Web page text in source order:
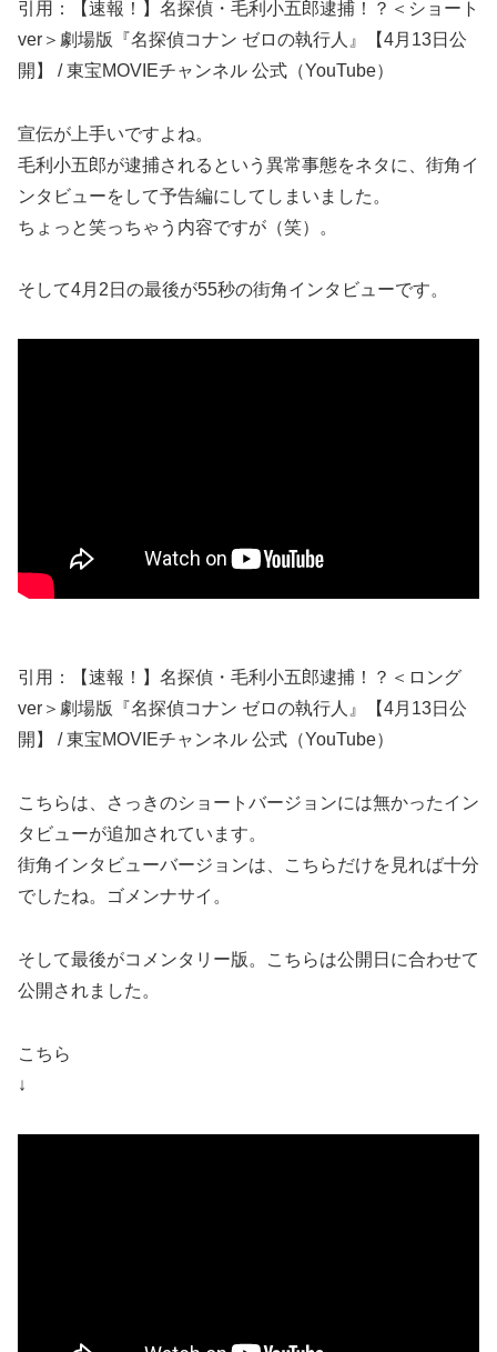
引用：【速報！】名探偵・毛利小五郎逮捕！？＜ショート
ver＞劇場版『名探偵コナン ゼロの執行人』【4月13日公
開】 / 東宝MOVIEチャンネル 公式（YouTube）
宣伝が上手いですよね。
毛利小五郎が逮捕されるという異常事態をネタに、街角イ
ンタビューをして予告編にしてしまいました。
ちょっと笑っちゃう内容ですが（笑）。
そして4月2日の最後が55秒の街角インタビューです。
引用：【速報！】名探偵・毛利小五郎逮捕！？＜ロング
ver＞劇場版『名探偵コナン ゼロの執行人』【4月13日公
開】 / 東宝MOVIEチャンネル 公式（YouTube）
こちらは、さっきのショートバージョンには無かったイン
タビューが追加されています。
街角インタビューバージョンは、こちらだけを見れば十分
でしたね。ゴメンナサイ。
そして最後がコメンタリー版。こちらは公開日に合わせて
公開されました。
こちら
↓